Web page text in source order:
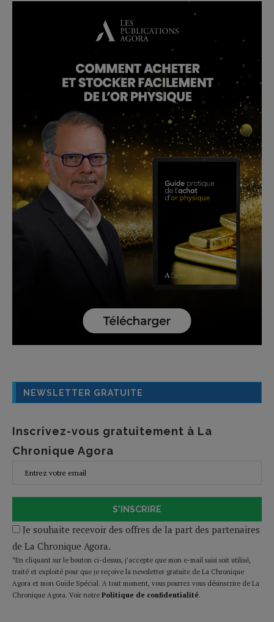
NEWSLETTER GRATUITE
Inscrivez-vous gratuitement à La
Chronique Agora
S'INSCRIRE
Je souhaite recevoir des offres de la part des partenaires
de La Chronique Agora.
*En cliquant sur le bouton ci-dessus, j’accepte que mon e-mail saisi soit utilisé,
traité et exploité pour que je reçoive la newsletter gratuite de La Chronique
Agora et mon Guide Spécial. A tout moment, vous pourrez vous désinscrire de La
Chronique Agora. Voir notre Politique de confidentialité.